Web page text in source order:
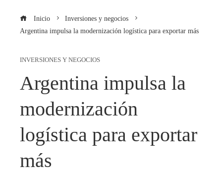
Inicio
Inversiones y negocios
Argentina impulsa la modernización logística para exportar más
INVERSIONES Y NEGOCIOS
Argentina impulsa la
modernización
logística para exportar
más